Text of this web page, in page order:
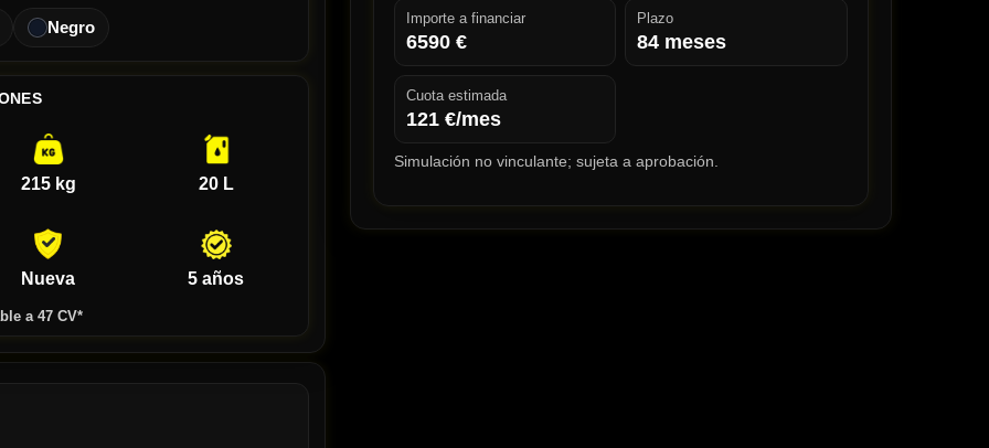
Negro
215 kg 20 L
Nueva 5 años
a 47 CV*
Importe a financiar
6590€
Plazo
84 meses
Cuota estimada
121€/mes
Simulación no vinculante; sujeta a aprobación.